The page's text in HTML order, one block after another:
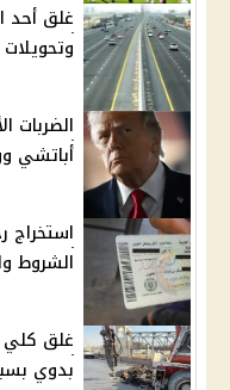
وتحويلات
الضربات
أباتشي
الشروط
غلق كلي
بدوي